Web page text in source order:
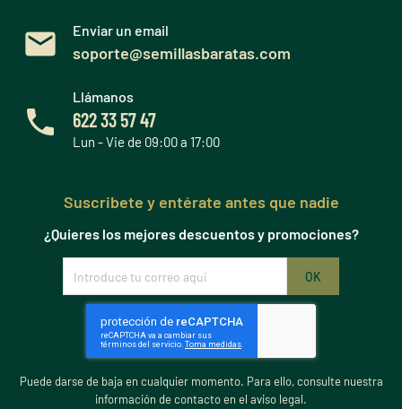
Enviar un email
soporte@semillasbaratas.com
Llámanos
622 33 57 47
Lun - Vie de 09:00 a 17:00
Suscribete y entérate antes que nadie
¿Quieres los mejores descuentos y promociones?
Puede darse de baja en cualquier momento. Para ello, consulte nuestra
información de contacto en el aviso legal.